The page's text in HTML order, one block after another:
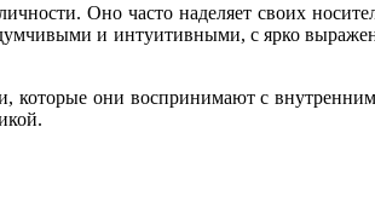
Оно часто наделяет своих
и интуитивными, с ярко
они воспринимают с